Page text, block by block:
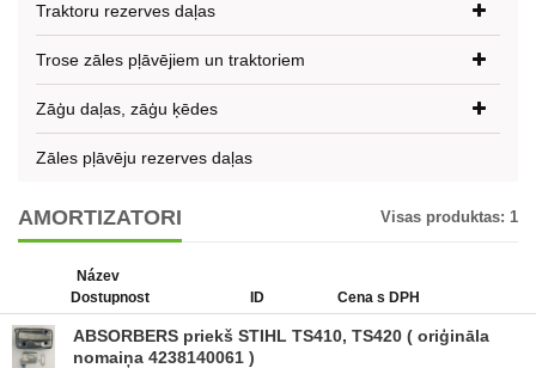
Traktoru rezerves daļas
Trose zāles pļāvējiem un traktoriem
Zāģu daļas, zāģu ķēdes
Zāles pļāvēju rezerves daļas
AMORTIZATORI Visas produktas: 1
Název
Dostupnost
ID Cena s DPH
ABSORBERS priekš STIHL TS410, TS420 ( oriģināla
nomaiņa 4238140061 )